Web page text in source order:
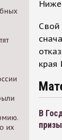
их
Свой
края
В